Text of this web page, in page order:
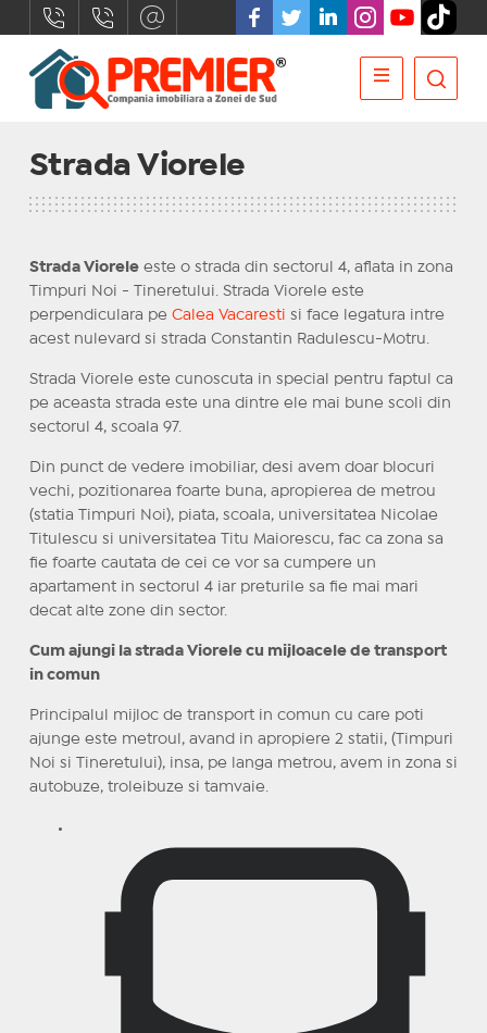
Strada Viorele
Strada Vioreleeste o strada din sectorul 4, aflata in zona
Timpuri Noi - Tineretului. Strada Viorele este
perpendiculara pe Calea Vacaresti si face legatura intre
acest nulevard si strada Constantin Radulescu-Motru.
Strada Viorele este cunoscuta in special pentru faptul ca
pe aceasta strada este una dintre ele mai bune scoli din
sectorul 4, scoala 97.
Din punct de vedere imobiliar, desi avem doar blocuri
vechi, pozitionarea foarte buna, apropierea de metrou
(statia Timpuri Noi), piata, scoala, universitatea Nicolae
Titulescu si universitatea Titu Maiorescu, fac ca zona sa
fie foarte cautata de cei ce vor sa cumpere un
apartament in sectorul 4 iar preturile sa fie mai mari
decat alte zone din sector.
Cum ajungi la strada Viorele cu mijloacele de transport
in comun
Principalul mijloc de transport in comun cu care poti
ajunge este metroul, avand in apropiere 2 statii, (Timpuri
Noi si Tineretului), insa, pe langa metrou, avem in zona si
autobuze, troleibuze si tamvaie.